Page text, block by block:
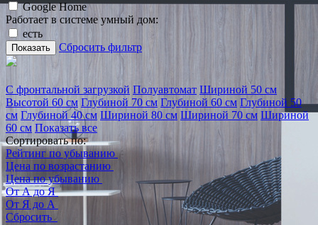
Google Home
Работает в системе умный дом:
есть
Показать Сбросить фильтр
С фронтальной загрузкой Полуавтомат Шириной 50 см
Высотой 60 см Глубиной 70 см Глубиной 60 см Глубиной 50
см Глубиной 40 см Шириной 80 см Шириной 70 см Шириной
60 см Показать все
Сортировать по:
Рейтинг по убыванию
Цена по возрастанию
Цена по убыванию
От А до Я
От Я до А
Сбросить